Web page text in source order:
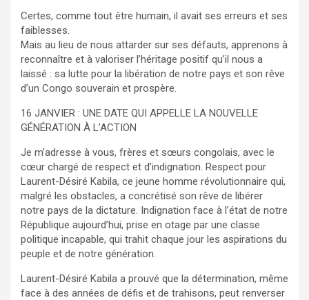
Certes, comme tout être humain, il avait ses erreurs et ses
faiblesses.
Mais au lieu de nous attarder sur ses défauts, apprenons à
reconnaître et à valoriser l’héritage positif qu’il nous a
laissé : sa lutte pour la libération de notre pays et son rêve
d’un Congo souverain et prospère.
16 JANVIER : UNE DATE QUI APPELLE LA NOUVELLE
GÉNÉRATION À L’ACTION
Je m’adresse à vous, frères et sœurs congolais, avec le
cœur chargé de respect et d’indignation. Respect pour
Laurent-Désiré Kabila, ce jeune homme révolutionnaire qui,
malgré les obstacles, a concrétisé son rêve de libérer
notre pays de la dictature. Indignation face à l’état de notre
République aujourd’hui, prise en otage par une classe
politique incapable, qui trahit chaque jour les aspirations du
peuple et de notre génération.
Laurent-Désiré Kabila a prouvé que la détermination, même
face à des années de défis et de trahisons, peut renverser